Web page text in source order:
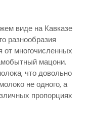
виде на Кавказе
разнообразия
многочисленных
мацони.
что довольно
не одного, а
пропорциях